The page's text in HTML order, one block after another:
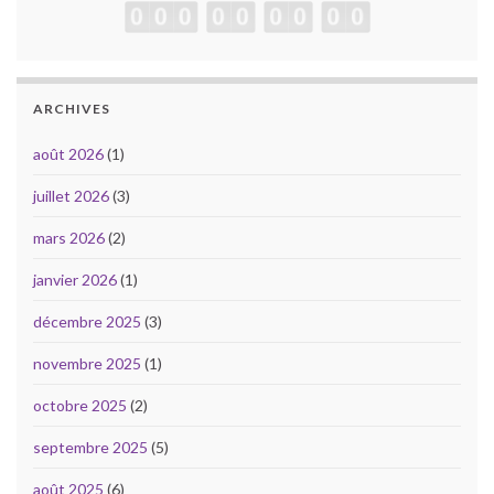
ARCHIVES
août 2026(1)
juillet 2026(3)
mars 2026(2)
janvier 2026(1)
décembre 2025 (3)
novembre 2025 (1)
octobre 2025 (2)
septembre 2025 (5)
août 2025 (6)